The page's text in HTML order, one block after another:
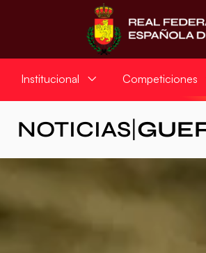
Institucional Competiciones
NOTICIAS